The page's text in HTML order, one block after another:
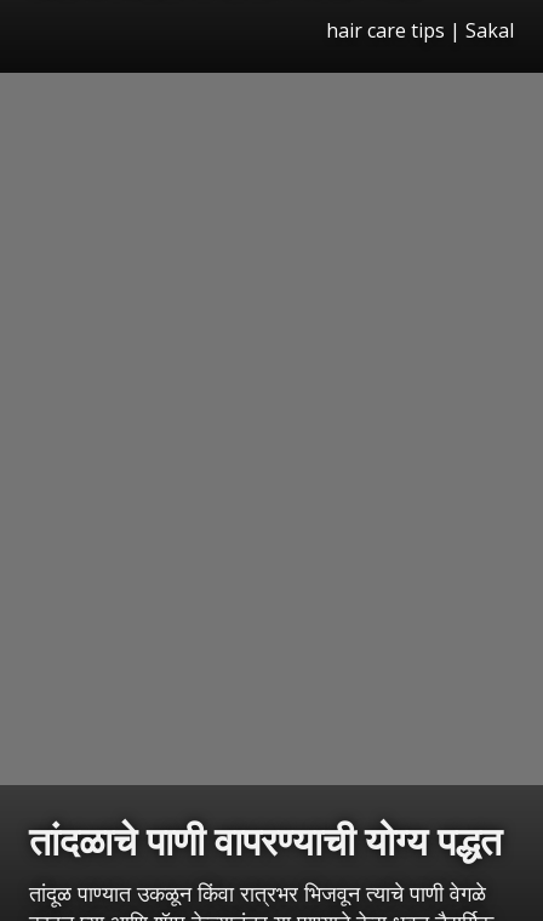
hair care tips | Sakal
तांदळाचे पाणी वापरण्याची योग्य पद्धत
तांदूळ पाण्यात उकळून किंवा रात्रभर भिजवून त्याचे पाणी वेगळे